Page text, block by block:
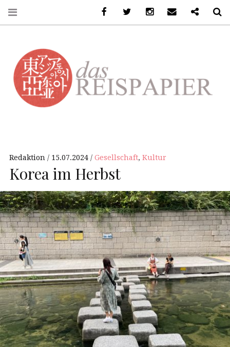
Redaktion 15.07.2024 Gesellschaft, Kultur
Korea im Herbst
FacebookTwitter InstagramEmail Ko-Fi